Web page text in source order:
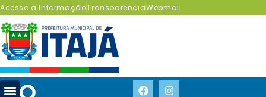
Acesso a InformaçãoTransparênciaWebmail